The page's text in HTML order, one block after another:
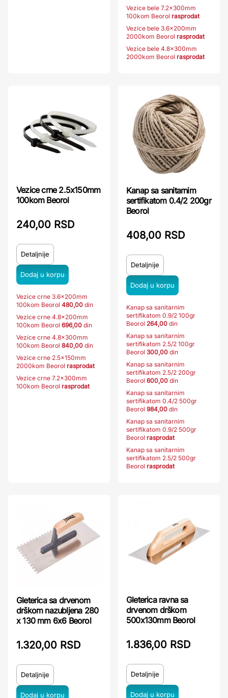
Vezice bele 7.2x300mm
100kom Beorol rasprodat
Vezice bele 3.6x200mm
2000kom Beorol rasprodat
Vezice bele 4.8x300mm
2000kom Beorol rasprodat
Vezice crne 2.5x150mm
100kom Beorol
240,00 RSD
Detaljnije
Vezice crne 3.6x200mm
100kom Beorol 480,00 din
Vezice crne 4.8x200mm
100kom Beorol 696,00 din
Vezice crne 4.8x300mm
100kom Beorol 840,00 din
Vezice crne 2.5x150mm
2000kom Beorol rasprodat
Vezice crne 7.2x300mm
100kom Beorol rasprodat
Kanap sa sanitarnim
sertifikatom 0.4/2 200gr
Beorol
408,00 RSD
Detaljnije
Kanap sa sanitarnim
sertifikatom 0.9/2 100gr
Beorol 264,00 din
Kanap sa sanitarnim
sertifikatom 2.5/2 100gr
Beorol 300,00 din
Kanap sa sanitarnim
sertifikatom 2.5/2 200gr
Beorol 600,00 din
Kanap sa sanitarnim
sertifikatom 0.4/2 500gr
Beorol 984,00 din
Kanap sa sanitarnim
sertifikatom 0.9/2 500gr
Beorol rasprodat
Kanap sa sanitarnim
sertifikatom 2.5/2 500gr
Beorol rasprodat
Gleterica sa drvenom
drškom nazubljena 280
x 130 mm 6x6 Beorol
1.320,00 RSD
Detaljnije
Gleterica ravna sa
drvenom drškom
500x130mm Beorol
1.836,00 RSD
Detaljnije